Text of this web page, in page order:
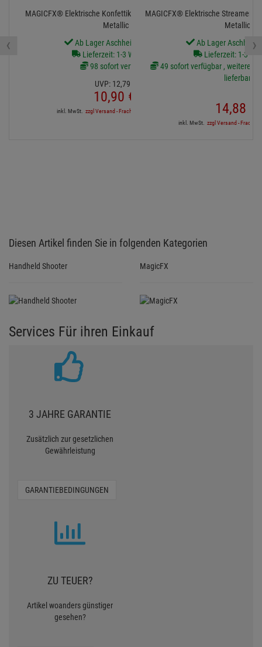
MAGICFX® Elektrische Konfettikanone PRO, 80cm, Gold
Metallic
Ab Lager Aschheim lieferbar
Lieferzeit: 1-3 Werktage
98 sofort verfügbar
UVP: 12,79
10,90 €
inkl. MwSt. zzgl Versand - Frachtfrei in DE ab 500€
MAGICFX® Elektrische
Metallic
Ab Lager
Lieferzeit: 1-3
49 sofort verfügbar , weitere
lieferbar
14,88
inkl. MwSt. zzgl Versand -
‹ ›
Diesen Artikel finden Sie in folgenden Kategorien
Handheld Shooter MagicFX
Services Für ihren Einkauf
3 JAHRE GARANTIE
Zusätzlich zur gesetzlichen
Gewährleistung
GARANTIEBEDINGUNGEN
ZU TEUER?
Artikel woanders günstiger
gesehen?